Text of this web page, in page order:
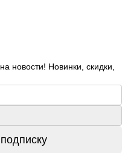
новости! Новинки, скидки,